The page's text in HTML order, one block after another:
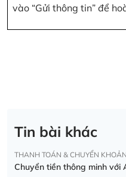
vào “Gửi thông tin” để
Tin bài khác
THANH TOÁN & CHUYỂN KHOẢN
Chuyển tiền thông minh với